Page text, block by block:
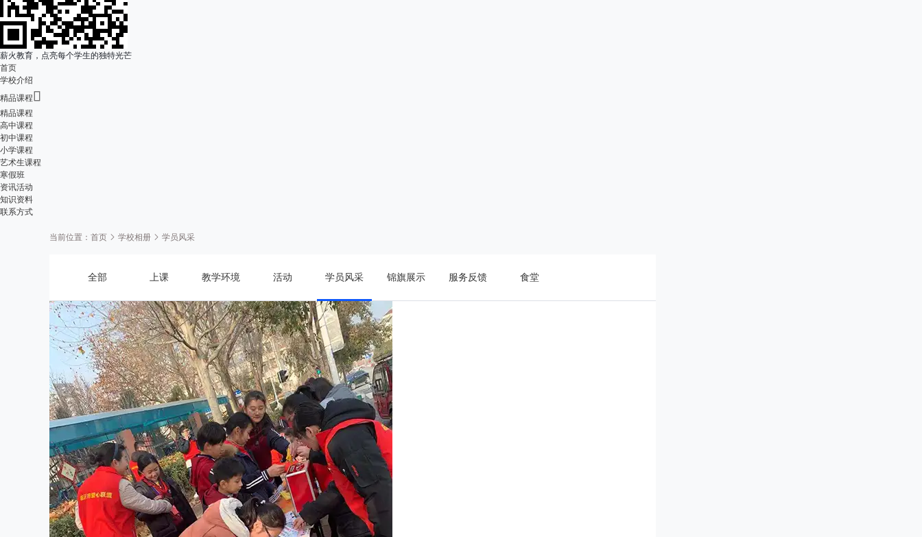
薪火教育，点亮每个学生的独特光芒
首页
学校介绍
精品课程
精品课程
高中课程
初中课程
小学课程
艺术生课程
寒假班
资讯活动
知识资料
联系方式
当前位置： 首页 学校相册 学员风采
全部 上课 教学环境 活动 学员风采 锦旗展示 服务反馈 食堂